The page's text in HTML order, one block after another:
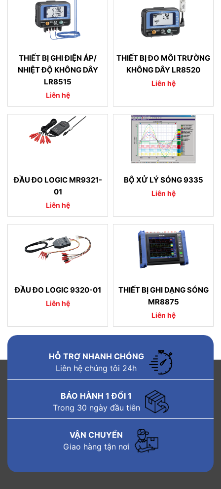
THIẾT BỊ GHI ĐIỆN ÁP/
NHIỆT ĐỘ KHÔNG DÂY
LR8515
Liên hệ
THIẾT BỊ ĐO MÔI TRƯỜNG
KHÔNG DÂY LR8520
Liên hệ
ĐẦU ĐO LOGIC MR9321-
01
Liên hệ
BỘ XỬ LÝ SÓNG 9335
Liên hệ
ĐẦU ĐO LOGIC 9320-01
Liên hệ
THIẾT BỊ GHI DẠNG SÓNG
MR8875
Liên hệ
HỖ TRỢ NHANH CHÓNG
Liên hệ chúng tôi 24h
BẢO HÀNH 1 ĐỔI 1
Trong 30 ngày đầu tiên
VẬN CHUYỂN
Giao hàng tận nơi